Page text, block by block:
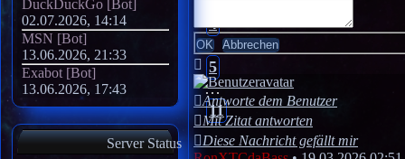
4
5
…
11
Antworte dem Benutzer
Mit Zitat antworten
Diese Nachricht gefällt mir
DuckDuckGo [Bot]
02.07.2026, 14:14
MSN [Bot]
13.06.2026, 21:33
Exabot [Bot]
13.06.2026, 17:43
Server Status